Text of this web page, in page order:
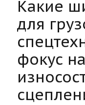
Какие
для
фокус на